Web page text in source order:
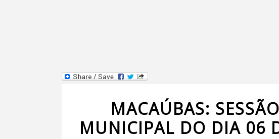
MACAÚBAS:
MUNICIPAL DO DIA 06